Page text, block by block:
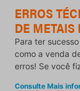
ERROS
DE METAIS
Para ter
como a venda
erros! Se você
Consulte Mais